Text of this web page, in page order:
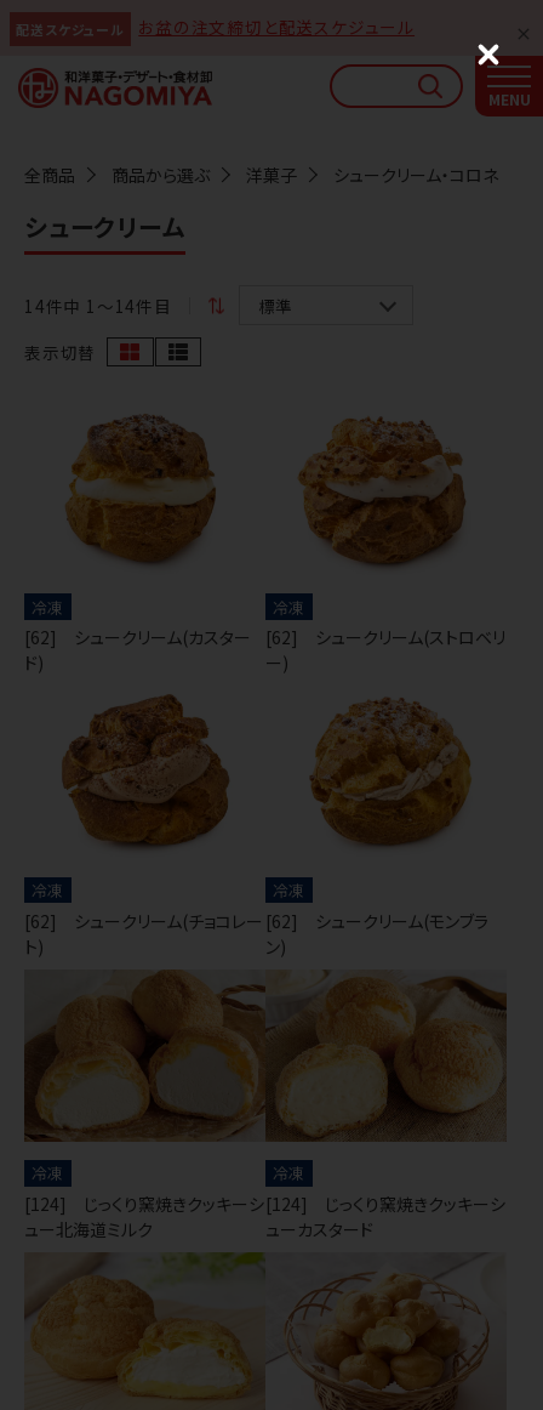
配送スケジュール お盆の注文締切と配送スケジュール
全商品 商品から選ぶ 洋菓子 シュークリーム・コロネ
シュークリーム
14件中 1〜14件目
表示切替
冷凍
[62] シュークリーム(カスター
ド)
冷凍
[62] シュークリーム(ストロベリ
ー)
冷凍
[62] シュークリーム(チョコレー
ト)
冷凍
[62] シュークリーム(モンブラ
ン)
冷凍
[124] じっくり窯焼きクッキーシ
ュー北海道ミルク
冷凍
[124] じっくり窯焼きクッキーシ
ューカスタード
なごみやAIガイド
AIがなごみやの使い方をお答えします
C
l
o